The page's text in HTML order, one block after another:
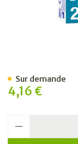
4,16 €
Sur demande